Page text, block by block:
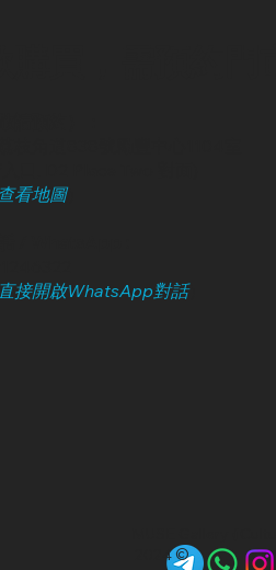
2024 ©
看地圖）
接開啟WhatsApp對話）